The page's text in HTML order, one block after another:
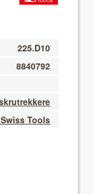
225.D10
8840792
Tools